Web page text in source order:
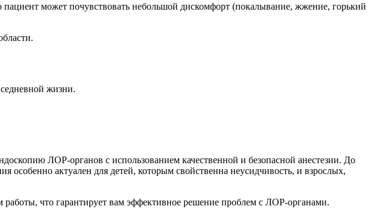
может почувствовать небольшой дискомфорт (покалывание, жжение, горький
жизни.
ЛОР-органов с использованием качественной и безопасной анестезии. До
особенно актуален для детей, которым свойственна неусидчивость, и взрослых,
что гарантирует вам эффективное решение проблем с ЛОР-органами.